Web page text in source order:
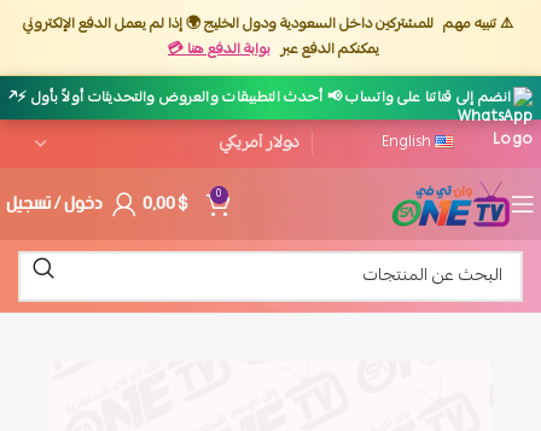
⚠️ تنبيه مهم للمشتركين داخل السعودية ودول الخليج 🌍 إذا لم يعمل الدفع الإلكتروني
يمكنكم الدفع عبر بوابة الدفع هنا 💳
انضم إلى قناتنا على واتساب 📢 أحدث التطبيقات والعروض والتحديثات أولاً بأول ⚡↗
English
0
0,00$ دخول / تسجيل